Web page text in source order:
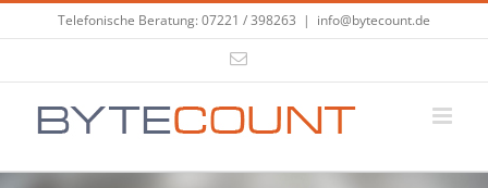
Inhalt
Telefonische Beratung: 07221 / 398263 | info@bytecount.de
E-